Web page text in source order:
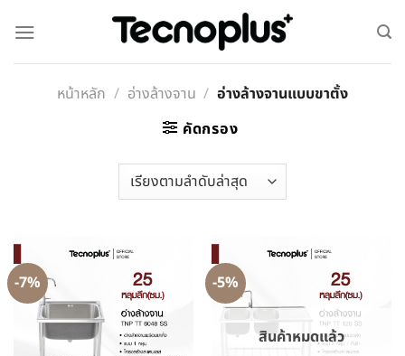
หน้าหลัก / อ่างล้างจาน / อ่างล้างจานแบบขาตั้ง
คัดกรอง
-7% -5%
สินค้าหมดแล้ว